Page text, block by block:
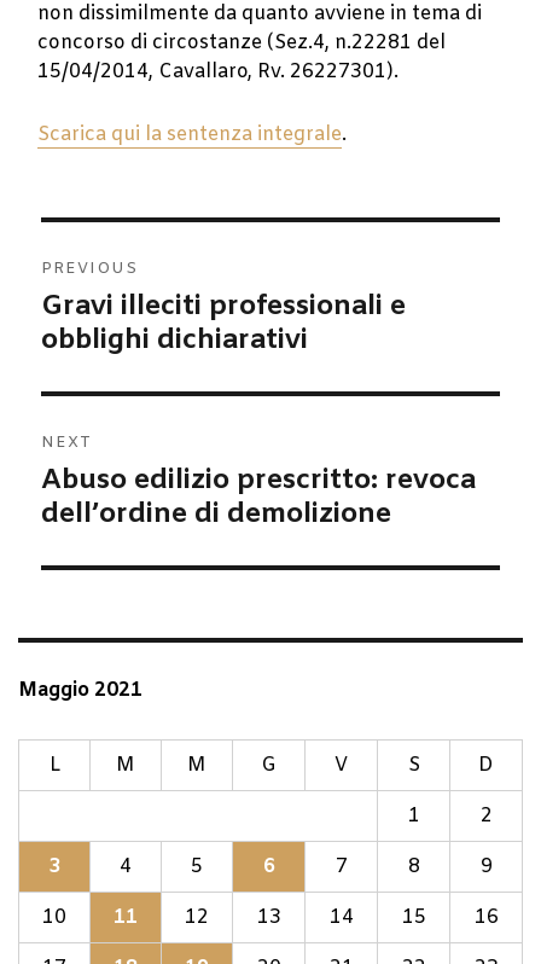
non dissimilmente da quanto avviene in tema di
concorso di circostanze (Sez.4, n.22281 del
15/04/2014, Cavallaro, Rv. 26227301).
Scarica qui la sentenza integrale.
articoli
PREVIOUS
Previous
post:
Gravi illeciti professionali e
obblighi dichiarativi
NEXT
Next
post:
Abuso edilizio prescritto: revoca
dell’ordine di demolizione
Maggio 2021
L M M G V S
D
1
2
3
4 5 6 7 8
9
10
11 12 13 14 15
16